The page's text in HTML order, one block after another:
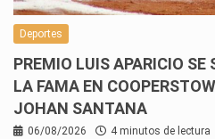
Deportes
PREMIO LUIS APARICIO
LA FAMA EN
JOHAN SANTANA
06/08/2026 4 minutos de lectura